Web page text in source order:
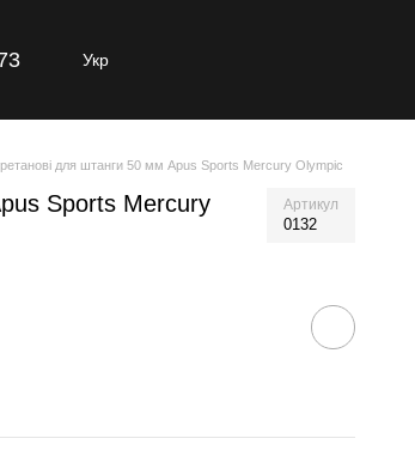
Укр
для штанги 50 мм Apus Sports Mercury Olympic
Sports Mercury
Артикул
0132